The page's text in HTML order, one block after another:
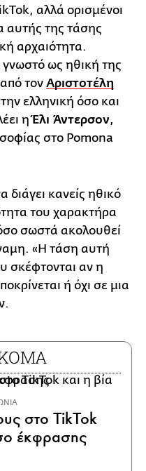
αλλά ορισμένοι
αυτής της τάσης
αρχαιότητα.
γνωστό ως ηθική της
τον Αριστοτέλη
ελληνική όσο και
ηΈλι Άντερσον,
στο Pomona
διάγει κανείς ηθικό
του χαρακτήρα
σωστά ακολουθεί
«Η τάση αυτή
σκέφτονται αν η
ή όχι σε μια
στο TikTok
έκφρασης